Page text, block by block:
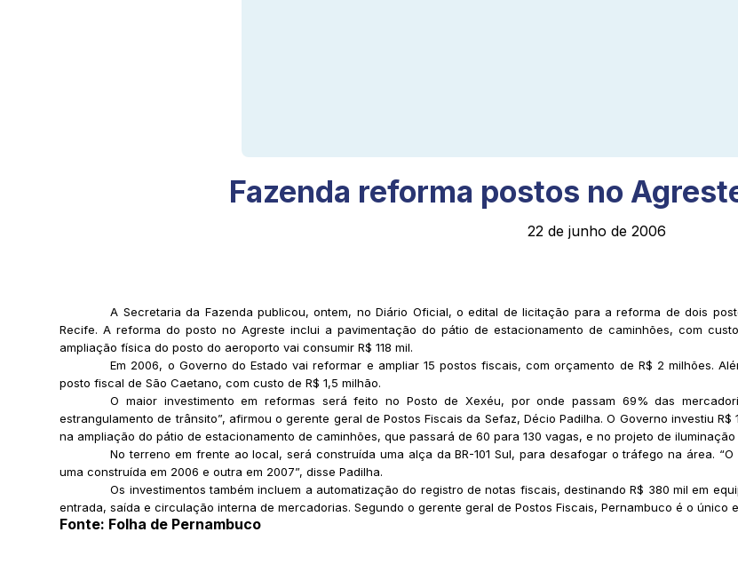
Fazenda reforma postos no
22 de junho de 2006
A Secretaria da Fazenda publicou, ontem, no Diário Oficial, o edital de licitação para a reforma de dois
Recife. A reforma do posto no Agreste inclui a pavimentação do pátio de estacionamento de caminhões, com
ampliação física do posto do aeroporto vai consumir R$ 118 mil.
Em 2006, o Governo do Estado vai reformar e ampliar 15 postos fiscais, com orçamento de R$ 2 milhões.
posto fiscal de São Caetano, com custo de R$ 1,5 milhão.
O maior investimento em reformas será feito no Posto de Xexéu, por onde passam 69% das
estrangulamento de trânsito”, afirmou o gerente geral de Postos Fiscais da Sefaz, Décio Padilha. O Governo investiu
na ampliação do pátio de estacionamento de caminhões, que passará de 60 para 130 vagas, e no projeto de iluminação
No terreno em frente ao local, será construída uma alça da BR-101 Sul, para desafogar o tráfego na área.
uma construída em 2006 e outra em 2007”, disse Padilha.
Os investimentos também incluem a automatização do registro de notas fiscais, destinando R$ 380 mil em
entrada, saída e circulação interna de mercadorias. Segundo o gerente geral de Postos Fiscais, Pernambuco é o único
Fonte: Folha de Pernambuco